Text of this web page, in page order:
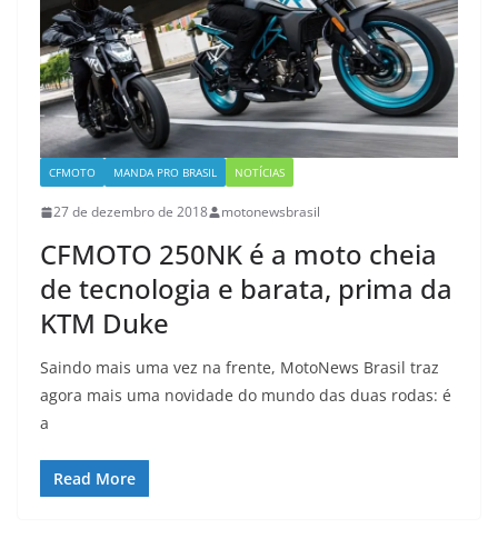
CFMOTO MANDA PRO BRASIL NOTÍCIAS
27 de dezembro de 2018 motonewsbrasil
CFMOTO 250NK é a moto cheia
de tecnologia e barata, prima da
KTM Duke
Saindo mais uma vez na frente, MotoNews Brasil traz
agora mais uma novidade do mundo das duas rodas: é
a
Read More